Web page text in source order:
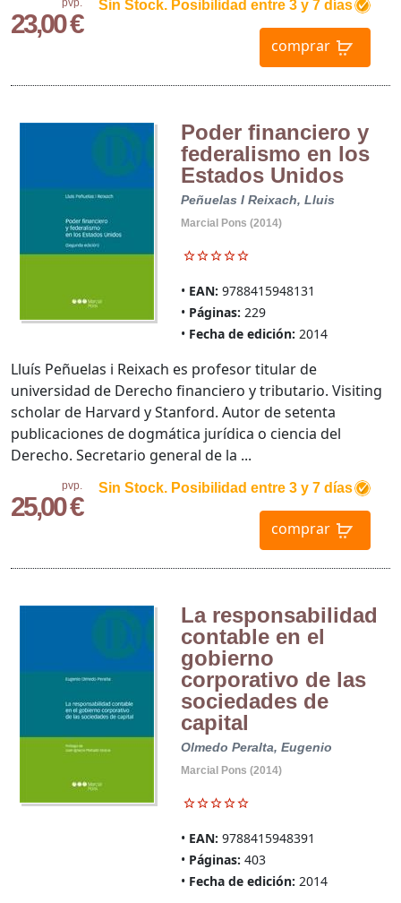
pvp.
23,00 €
Sin Stock. Posibilidad entre 3 y 7 días
comprar
Poder financiero y
federalismo en los
Estados Unidos
Peñuelas I Reixach, Lluis
Marcial Pons (2014)
EAN: 9788415948131
Páginas: 229
Fecha de edición: 2014
pvp.
25,00 €
Sin Stock. Posibilidad entre 3 y 7 días
comprar
Lluís Peñuelas i Reixach es profesor titular de
universidad de Derecho financiero y tributario. Visiting
scholar de Harvard y Stanford. Autor de setenta
publicaciones de dogmática jurídica o ciencia del
Derecho. Secretario general de la ...
La responsabilidad
contable en el
gobierno
corporativo de las
sociedades de
capital
Olmedo Peralta, Eugenio
Marcial Pons (2014)
EAN: 9788415948391
Páginas: 403
Fecha de edición: 2014